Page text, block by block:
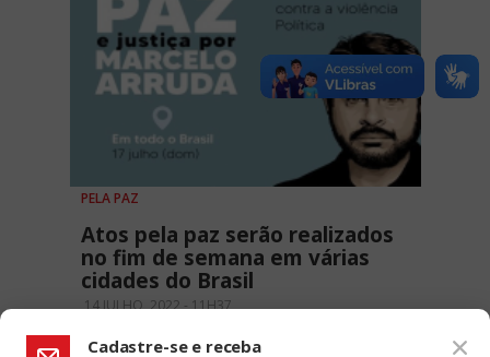
PELA PAZ
Atos pela paz serão realizados
no fim de semana em várias
cidades do Brasil
14 JULHO, 2022 - 11H37
Cadastre-se e receba